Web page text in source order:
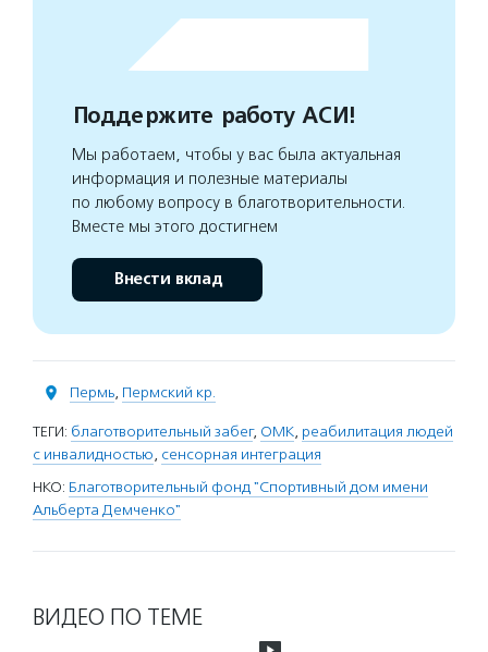
Поддержите работу АСИ!
Мы работаем, чтобы у вас была актуальная
информация и полезные материалы
по любому вопросу в благотворительности.
Вместе мы этого достигнем
Внести вклад
Пермь, Пермский кр.
ТЕГИ: благотворительный забег, ОМК, реабилитация людей
с инвалидностью, сенсорная интеграция
НКО: Благотворительный фонд "Спортивный дом имени
Альберта Демченко"
ВИДЕО ПО ТЕМЕ